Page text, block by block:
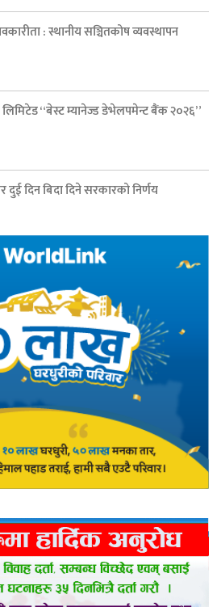
: स्थानीय सञ्चितकोष व्यवस्थापन
“बेस्ट म्यानेज्ड डेभेलपमेन्ट बैंक २०२६”
दिन बिदा दिने सरकारको निर्णय